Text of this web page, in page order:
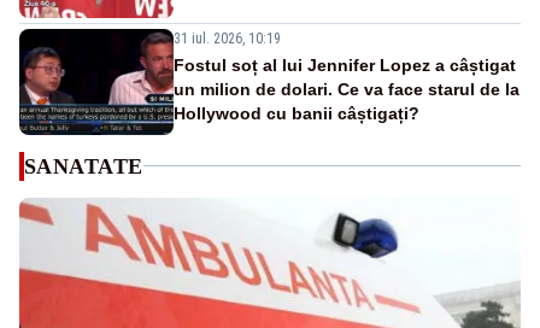
31 iul. 2026, 10:19
Fostul soț al lui Jennifer Lopez a câștigat
un milion de dolari. Ce va face starul de la
Hollywood cu banii câștigați?
SANATATE